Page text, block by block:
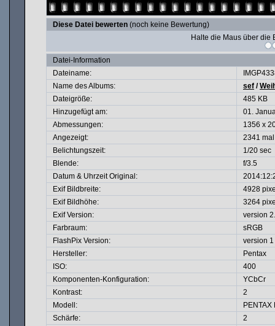
Diese Datei bewerten (noch keine Bewertung)
Halte die Maus über die
Datei-Information
Dateiname:
Name des Albums:
sef /
Dateigröße:
485 KB
Hinzugefügt am:
01.
Abmessungen:
1356 x
Angezeigt:
2341 mal
Belichtungszeit:
1/20 sec
Blende:
f/3.5
Datum & Uhrzeit Original:
Exif Bildbreite:
4928
Exif Bildhöhe:
3264
Exif Version:
version
Farbraum:
sRGB
FlashPix Version:
version 1
Hersteller:
Pentax
ISO:
400
Komponenten-Konfiguration:
YCbCr
Kontrast:
2
Modell:
PENTAX
Schärfe:
2